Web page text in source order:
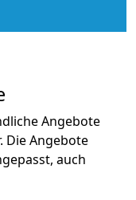
Angebote
Die Angebote
auch